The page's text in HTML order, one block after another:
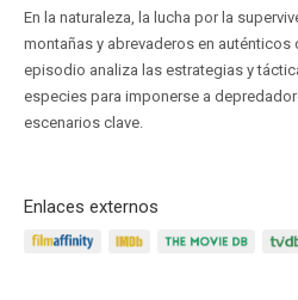
En la naturaleza, la lucha por la
montañas y abrevaderos en auténticos
episodio analiza las estrategias y
especies para imponerse a
escenarios clave.
Enlaces externos